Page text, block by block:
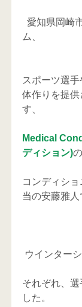
ム、
スポーツ選
体作りを提供
す、
Medical
ディション)
コンディシ
当の安藤雅人
ウインター
それぞれ、選
した。